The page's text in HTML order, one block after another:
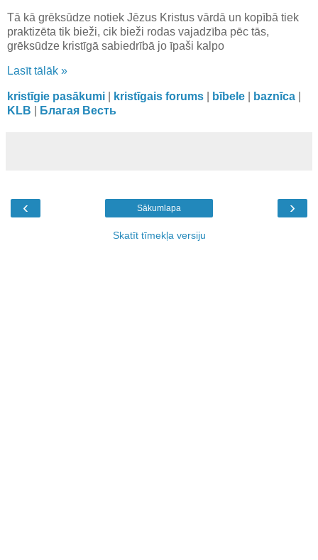
Tā kā grēksūdze notiek Jēzus Kristus vārdā un kopībā tiek
praktizēta tik bieži, cik bieži rodas vajadzība pēc tās,
grēksūdze kristīgā sabiedrībā jo īpaši kalpo
Lasīt tālāk »
kristīgie pasākumi kristīgais forums bībele baznīca
KLB
Благая Весть
‹ ›
Sākumlapa
Skatīt tīmekļa versiju